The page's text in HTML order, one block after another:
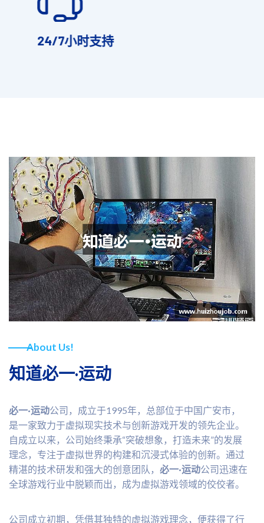
24/7小时支持
About Us!
知道必一·运动
必一·运动公司，成立于1995年，总部位于中国广安市，
是一家致力于虚拟现实技术与创新游戏开发的领先企业。
自成立以来，公司始终秉承“突破想象，打造未来”的发展
理念，专注于虚拟世界的构建和沉浸式体验的创新。通过
精湛的技术研发和强大的创意团队， 必一·运动公司迅速在
全球游戏行业中脱颖而出，成为虚拟游戏领域的佼佼者。
公司成立初期，凭借其独特的虚拟游戏理念，便获得了行